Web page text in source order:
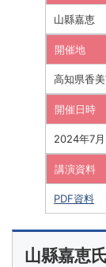
山縣嘉恵
開催地
高知県香
開催日時
2024年7
講演資料
PDF資料
山縣嘉恵